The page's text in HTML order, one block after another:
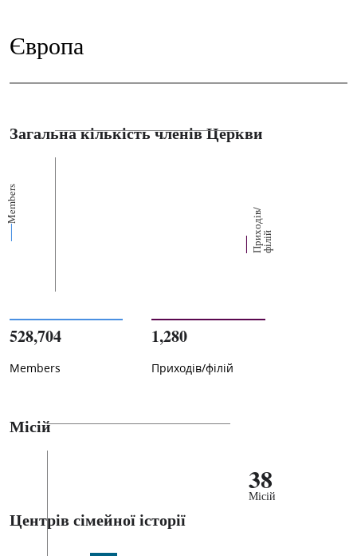
Європа
Загальна кількість членів Церкви
Members
П
р
их
о
д
і
в
/
ф
і
л
ій
528,704
Members
1,280
Приходів/філій
Місій
38
Місій
Центрів сімейної історії